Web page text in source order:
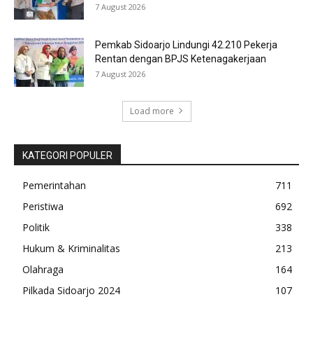
7 August 2026
Pemkab Sidoarjo Lindungi 42.210 Pekerja
Rentan dengan BPJS Ketenagakerjaan
7 August 2026
Load more
KATEGORI POPULER
Pemerintahan
711
Peristiwa
692
Politik
338
Hukum & Kriminalitas
213
Olahraga
164
Pilkada Sidoarjo 2024
107